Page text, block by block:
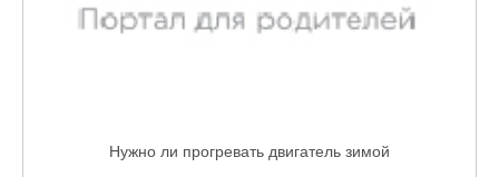
Нужно ли прогревать двигатель зимой